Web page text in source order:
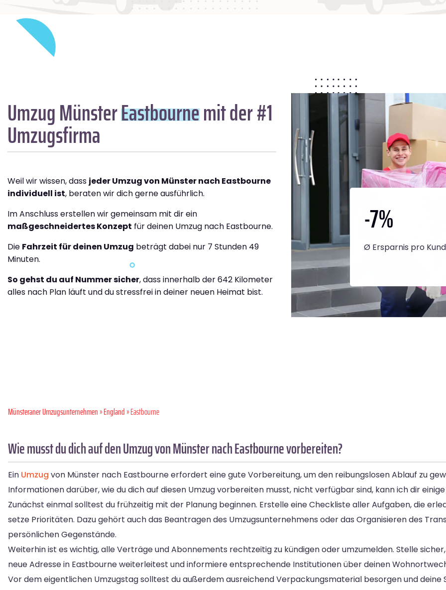
Umzug MünsterEastbournemit der #1
Umzugsfirma
Weil wir wissen, dass jeder Umzug von Münster nach Eastbourne
individuell ist, beraten wir dich gerne ausführlich.
Im Anschluss erstellen wir gemeinsam mit dir ein
maßgeschneidertes Konzept für deinen Umzug nach Eastbourne.
Die Fahrzeit für deinen Umzug beträgt dabei nur 7 Stunden 49
Minuten.
So gehst du auf Nummer sicher, dass innerhalb der 642 Kilometer
alles nach Plan läuft und du stressfrei in deiner neuen Heimat bist.
-7%
Ø Ersparnis pro
Münsteraner Umzugsunternehmen»England» Eastbourne
Wie musst du dich auf den Umzug von Münster nach Eastbourne vorbereiten?
Ein Umzug von Münster nach Eastbourne erfordert eine gute Vorbereitung, um den reibungslosen Ablauf zu
Informationen darüber, wie du dich auf diesen Umzug vorbereiten musst, nicht verfügbar sind, kann ich dir
Zunächst einmal solltest du frühzeitig mit der Planung beginnen. Erstelle eine Checkliste aller Aufgaben, die
setze Prioritäten. Dazu gehört auch das Beantragen des Umzugsunternehmens oder das Organisieren des
persönlichen Gegenstände.
Weiterhin ist es wichtig, alle Verträge und Abonnements rechtzeitig zu kündigen oder umzumelden. Stelle
neue Adresse in Eastbourne weiterleitest und informiere entsprechende Institutionen über deinen
Vor dem eigentlichen Umzugstag solltest du außerdem ausreichend Verpackungsmaterial besorgen und deine